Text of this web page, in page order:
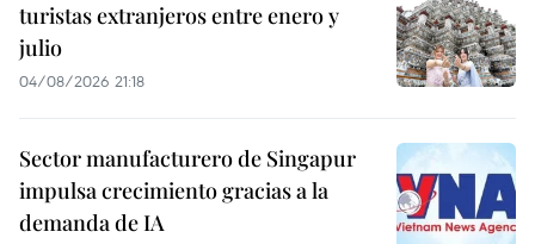
turistas extranjeros entre enero y
julio
04/08/2026 21:18
Sector manufacturero de Singapur
impulsa crecimiento gracias a la
demanda de IA